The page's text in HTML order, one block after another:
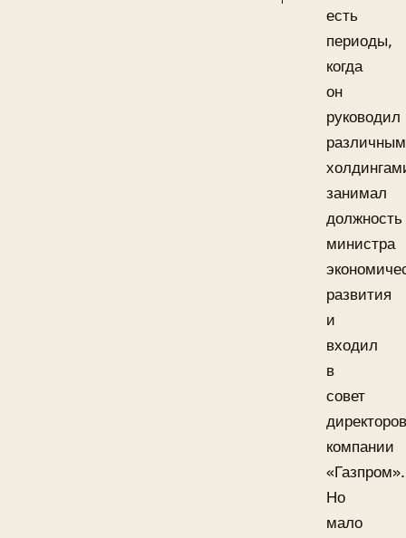
есть
периоды,
когда
он
руководил
занимал
должность
министра
развития
и
входил
в
совет
директоров
компании
«Газпром».
Но
мало